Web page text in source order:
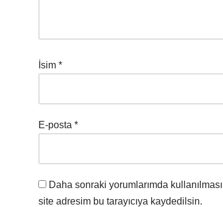
İsim *
E-posta *
Daha sonraki yorumlarımda
site adresim bu tarayıcıya kaydedilsin.